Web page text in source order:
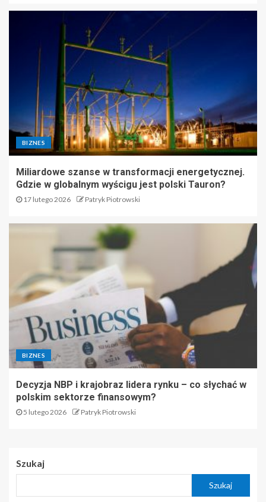
BIZNES
Miliardowe szanse w transformacji energetycznej.
Gdzie w globalnym wyścigu jest polski Tauron?
17 lutego 2026 Patryk Piotrowski
BIZNES
Decyzja NBP i krajobraz lidera rynku – co słychać w
polskim sektorze finansowym?
5 lutego 2026 Patryk Piotrowski
Szukaj
Szukaj